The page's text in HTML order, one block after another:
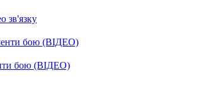
зв'язку
бою (ВІДЕО)
бою (ВІДЕО)